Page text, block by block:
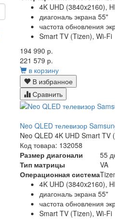
4K UHD (3840x2160),
диагональ экрана 55"
частота обновления
Smart TV (Tizen), Wi-Fi
194 990 р.
221 579 р.
в корзину
В избранное
Сравнить
Neo QLED телевизор
Neo QLED 4K UHD Smart TV
Код товара: 132058
Размер диагонали
55
Тип матрицы
VA
Операционная система
4K UHD (3840x2160),
диагональ экрана 55"
частота обновления
Smart TV (Tizen), Wi-Fi